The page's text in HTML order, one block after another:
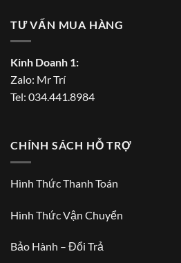
TƯ VẤN MUA HÀNG
Kinh Doanh 1:
Zalo: Mr Trí
Tel: 034.441.8984
CHÍNH SÁCH HỖ TRỢ
Hình Thức Thanh Toán
Hình Thức Vận Chuyển
Bảo Hành – Đổi Trả